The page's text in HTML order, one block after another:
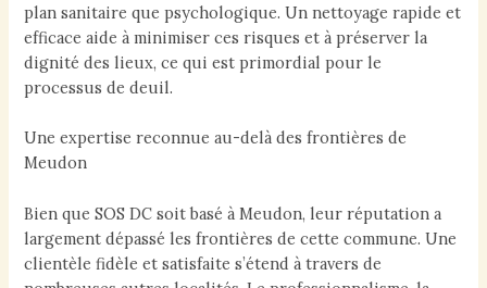
plan sanitaire que psychologique. Un nettoyage rapide et
efficace aide à minimiser ces risques et à préserver la
dignité des lieux, ce qui est primordial pour le
processus de deuil.
Une expertise reconnue au-delà des frontières de
Meudon
Bien que SOS DC soit basé à Meudon, leur réputation a
largement dépassé les frontières de cette commune. Une
clientèle fidèle et satisfaite s’étend à travers de